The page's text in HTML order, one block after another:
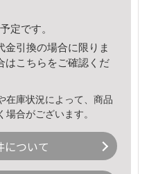
定です。
金引換の場合に限りま
はこちら をご確認くだ
在庫状況によって、商品
合がございます。
について